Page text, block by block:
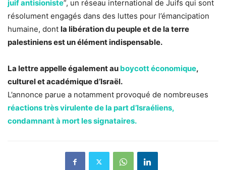
juif antisioniste”, un réseau international de Juifs qui sont
résolument engagés dans des luttes pour l’émancipation
humaine, dont la libération du peuple et de la terre
palestiniens est un élément indispensable.
La lettre appelle également au boycott économique,
culturel et académique d’Israël.
L’annonce parue a notamment provoqué de nombreuses
réactions très virulente de la part d’Israéliens,
condamnant à mort les signataires.